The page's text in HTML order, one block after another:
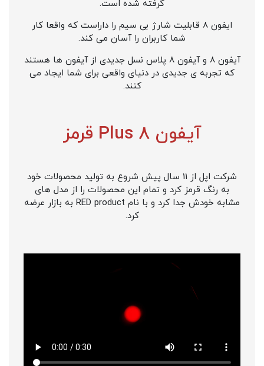
گرفته شده است.
ایفون 8 قابلیت شارژ بی سیم را داراست که واقعا کار
شما کاربران را آسان می کند.
آیفون 8 و آیفون 8 پلاس نسل جدیدی از آیفون ها هستند
که تجربه ی جدیدی در دنیای واقعی برای شما ایجاد می
کنند.
آیفون 8 Plus قرمز
شرکت اپل از 11 سال پیش شروع به تولید محصولات خود
به رنگ قرمز کرد و تمام این محصولات را از مدل های
مشابه خودش جدا کرد و با نام RED product به بازار عرضه
کرد.